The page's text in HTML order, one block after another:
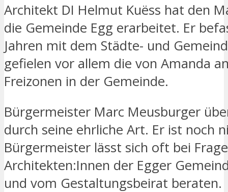
Architekt DI Helmut Kuëss hat den
die Gemeinde Egg erarbeitet. Er
Jahren mit dem Städte- und
gefielen vor allem die von Amanda
Freizonen in der Gemeinde.
Bürgermeister Marc Meusburger
durch seine ehrliche Art. Er ist noch
Bürgermeister lässt sich oft bei
Architekten:Innen der Egger
und vom Gestaltungsbeirat beraten.